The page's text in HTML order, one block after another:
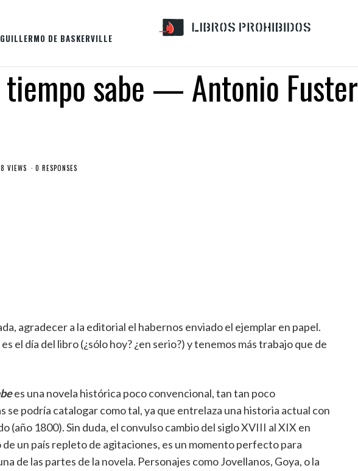
DE BASKERVILLE
tiempo sabe — Antonio Fuster
VIEWS 0 RESPONSES
agradecer a la editorial el habernos enviado el ejemplar en papel.
el día del libro (¿sólo hoy? ¿en serio?) y tenemos más trabajo que de
es una novela histórica poco convencional, tan tan poco
se podría catalogar como tal, ya que entrelaza una historia actual con
(año 1800). Sin duda, el convulso cambio del siglo XVIII al XIX en
un país repleto de agitaciones, es un momento perfecto para
de las partes de la novela. Personajes como Jovellanos, Goya, o la